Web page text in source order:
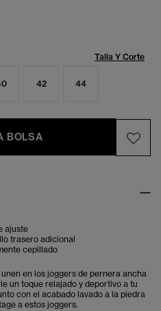
Talla Y Corte
42 44
BOLSA
ajuste
trasero adicional
cepillado
en los joggers de pernera ancha
un toque relajado y deportivo a tu
con el acabado lavado a la piedra
a estos joggers.